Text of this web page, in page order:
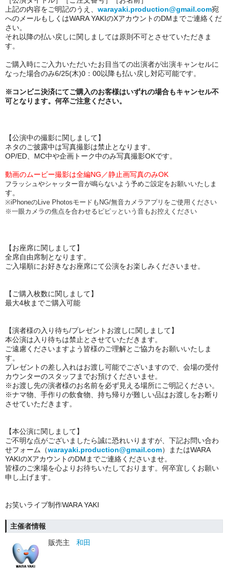
上記の内容をご明記のうえ、 warayaki.production@gmail.com宛
へのメールもしくはWARA YAKIのXアカウントのDMまでご連絡くだ
さい。
それ以降の払い戻しに関しましては原則不可とさせていただきま
す。
ご購入時にご入力いただいたお目当ての出演者が出演キャンセルに
なった場合のみ6/25(木)0：00以降も払い戻し対応可能です。
※コンビニ決済にてご購入のお客様はいずれの場合もキャンセル不
可となります。何卒ご注意ください。
【公演中の撮影に関しまして】
ネタのご披露中は写真撮影は禁止となります。
OP/ED、MC中や企画トーク中のみ写真撮影OKです。
動画のムービー撮影は全編NG／静止画写真のみOK
フラッシュやシャッター音が鳴らないよう予めご設定をお願いいたしま
す。
※iPhoneのLive PhotosモードもNG/無音カメラアプリをご使用ください
※一眼カメラの焦点を合わせるピピッという音もお控えください
【お座席に関しまして】
全席自由席制となります。
ご入場順にお好きなお座席にて公演をお楽しみくださいませ。
【ご購入枚数に関しまして】
最大4枚までご購入可能
【演者様の入り待ち/プレゼントお渡しに関しまして】
本公演は入り待ちは禁止とさせていただきます。
ご遠慮くださいますよう皆様のご理解とご協力をお願いいたしま
す。
プレゼントの差し入れはお渡し可能でございますので、会場の受付
カウンターのスタッフまでお預けくださいませ。
※お渡し先の演者様のお名前を必ず見える場所にご明記ください。
※ナマ物、手作りの飲食物、持ち帰りが難しい品はお渡しをお断り
させていただきます。
【本公演に関しまして】
ご不明な点がございましたら誠に恐れいりますが、下記お問い合わ
せフォーム（warayaki.production@gmail.com）またはWARA
YAKIのXアカウントのDMまでご連絡くださいませ。
皆様のご来場を心よりお待ちいたしております。何卒宜しくお願い
申し上げます。
お笑いライブ制作WARA YAKI
主催者情報
販売主
和田